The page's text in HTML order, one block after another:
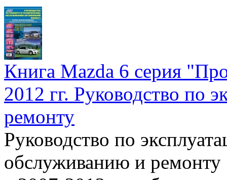
Книга Mazda 6 серия
2012 гг. Руководство по
ремонту
Руководство по
обслуживанию и